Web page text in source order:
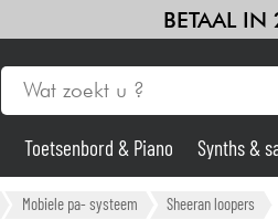
BETAAL IN
Toetsenbord & Piano Synths &
Mobiele pa- systeem Sheeran loopers